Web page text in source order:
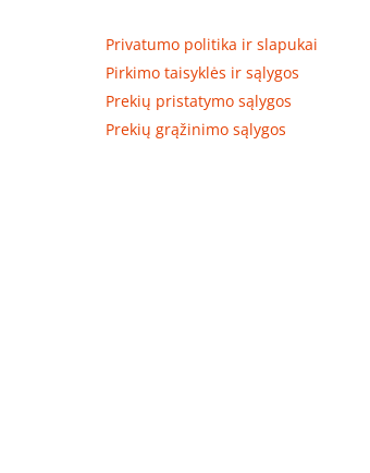
Privatumo politika ir slapukai
Pirkimo taisyklės ir sąlygos
Prekių pristatymo sąlygos
Prekių grąžinimo sąlygos